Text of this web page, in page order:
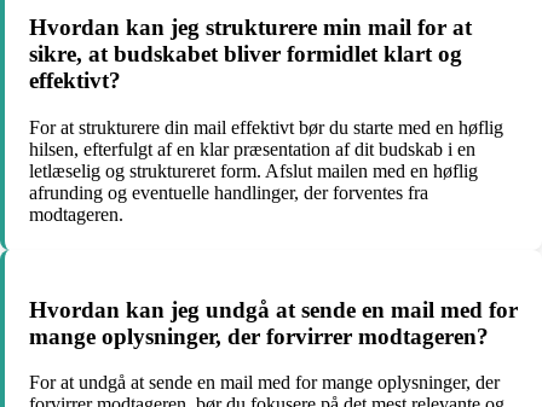
Hvordan kan jeg strukturere min mail for at
sikre, at budskabet bliver formidlet klart og
effektivt?
For at strukturere din mail effektivt bør du starte med en høflig
hilsen, efterfulgt af en klar præsentation af dit budskab i en
letlæselig og struktureret form. Afslut mailen med en høflig
afrunding og eventuelle handlinger, der forventes fra
modtageren.
Hvordan kan jeg undgå at sende en mail med for
mange oplysninger, der forvirrer modtageren?
For at undgå at sende en mail med for mange oplysninger, der